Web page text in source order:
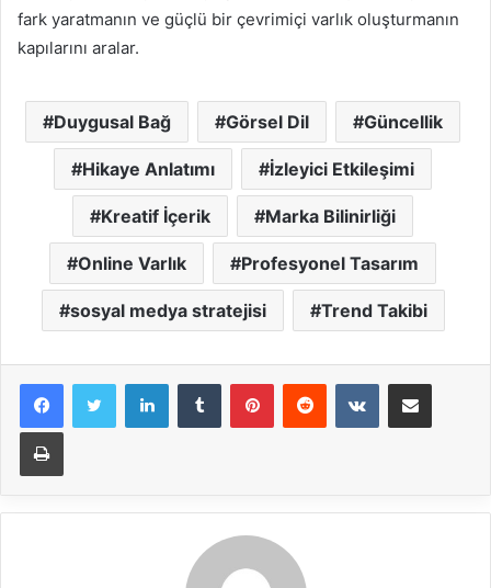
fark yaratmanın ve güçlü bir çevrimiçi varlık oluşturmanın
kapılarını aralar.
Duygusal Bağ Görsel Dil Güncellik
Hikaye Anlatımı İzleyici Etkileşimi
Kreatif İçerik Marka Bilinirliği
Online Varlık Profesyonel Tasarım
sosyal medya stratejisi Trend Takibi
LinkedInTumblr PinterestReddit VKontakteE-Posta ile paylaş
Yazdır